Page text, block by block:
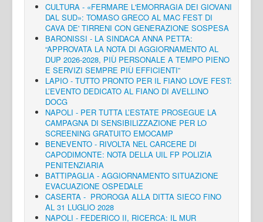
CULTURA - «FERMARE L'EMORRAGIA DEI GIOVANI
DAL SUD»: TOMASO GRECO AL MAC FEST DI
CAVA DE' TIRRENI CON GENERAZIONE SOSPESA
BARONISSI - LA SINDACA ANNA PETTA:
“APPROVATA LA NOTA DI AGGIORNAMENTO AL
DUP 2026-2028, PIÙ PERSONALE A TEMPO PIENO
E SERVIZI SEMPRE PIÙ EFFICIENTI”
LAPIO - TUTTO PRONTO PER IL FIANO LOVE FEST:
L’EVENTO DEDICATO AL FIANO DI AVELLINO
DOCG
NAPOLI - PER TUTTA L’ESTATE PROSEGUE LA
CAMPAGNA DI SENSIBILIZZAZIONE PER LO
SCREENING GRATUITO EMOCAMP
BENEVENTO - RIVOLTA NEL CARCERE DI
CAPODIMONTE: NOTA DELLA UIL FP POLIZIA
PENITENZIARIA
BATTIPAGLIA - AGGIORNAMENTO SITUAZIONE
EVACUAZIONE OSPEDALE
CASERTA - PROROGA ALLA DITTA SIECO FINO
AL 31 LUGLIO 2028
NAPOLI - FEDERICO II, RICERCA: IL MUR